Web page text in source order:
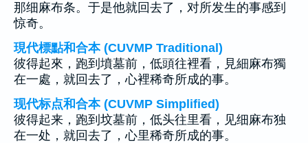
那细麻布条。于是他就回去了，对所发生的事感到
惊奇。
現代標點和合本 (CUVMP Traditional)
彼得起來，跑到墳墓前，低頭往裡看，見細麻布獨
在一處，就回去了，心裡稀奇所成的事。
现代标点和合本 (CUVMP Simplified)
彼得起来，跑到坟墓前，低头往里看，见细麻布独
在一处，就回去了，心里稀奇所成的事。